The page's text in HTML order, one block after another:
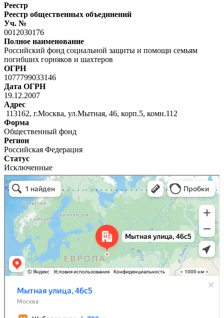
Реестр
Реестр общественных объединений
Уч. №
0012030176
Полное наименование
Российский фонд социальной защиты и помощи семьям
погибших горняков и шахтеров
ОГРН
1077799033146
Дата ОГРН
19.12.2007
Адрес
113162, г.Москва, ул.Мытная, 46, корп.5, комн.112
Форма
Общественный фонд
Регион
Российская Федерация
Статус
Исключенные